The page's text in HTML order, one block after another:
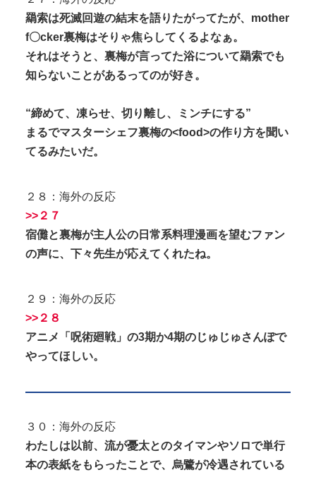
羂索は死滅回遊の結末を語りたがってたが、mother
f〇cker裏梅はそりゃ焦らしてくるよなぁ。
それはそうと、裏梅が言ってた浴について羂索でも
知らないことがあるってのが好き。
“締めて、凍らせ、切り離し、ミンチにする”
まるでマスターシェフ裏梅の<food>の作り方を聞い
てるみたいだ。
２８：海外の反応
>>２７
宿儺と裏梅が主人公の日常系料理漫画を望むファン
の声に、下々先生が応えてくれたね。
２９：海外の反応
>>２８
アニメ「呪術廻戦」の3期か4期のじゅじゅさんぽで
やってほしい。
３０：海外の反応
わたしは以前、流が憂太とのタイマンやソロで単行
本の表紙をもらったことで、烏鷺が冷遇されている